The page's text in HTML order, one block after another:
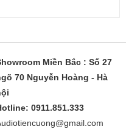
Miền Bắc : Số 27
70 Nguyễn Hoàng - Hà
0911.851.333